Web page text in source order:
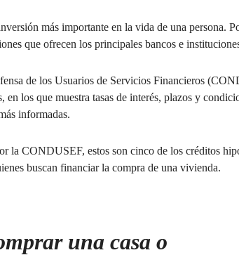
más importante en la vida de una persona.
que ofrecen los principales bancos e
de los Usuarios de Servicios Financieros
los que muestra tasas de interés, plazos y
informadas.
la CONDUSEF, estos son cinco de los créditos
buscan financiar la compra de una vivienda.
una casa o